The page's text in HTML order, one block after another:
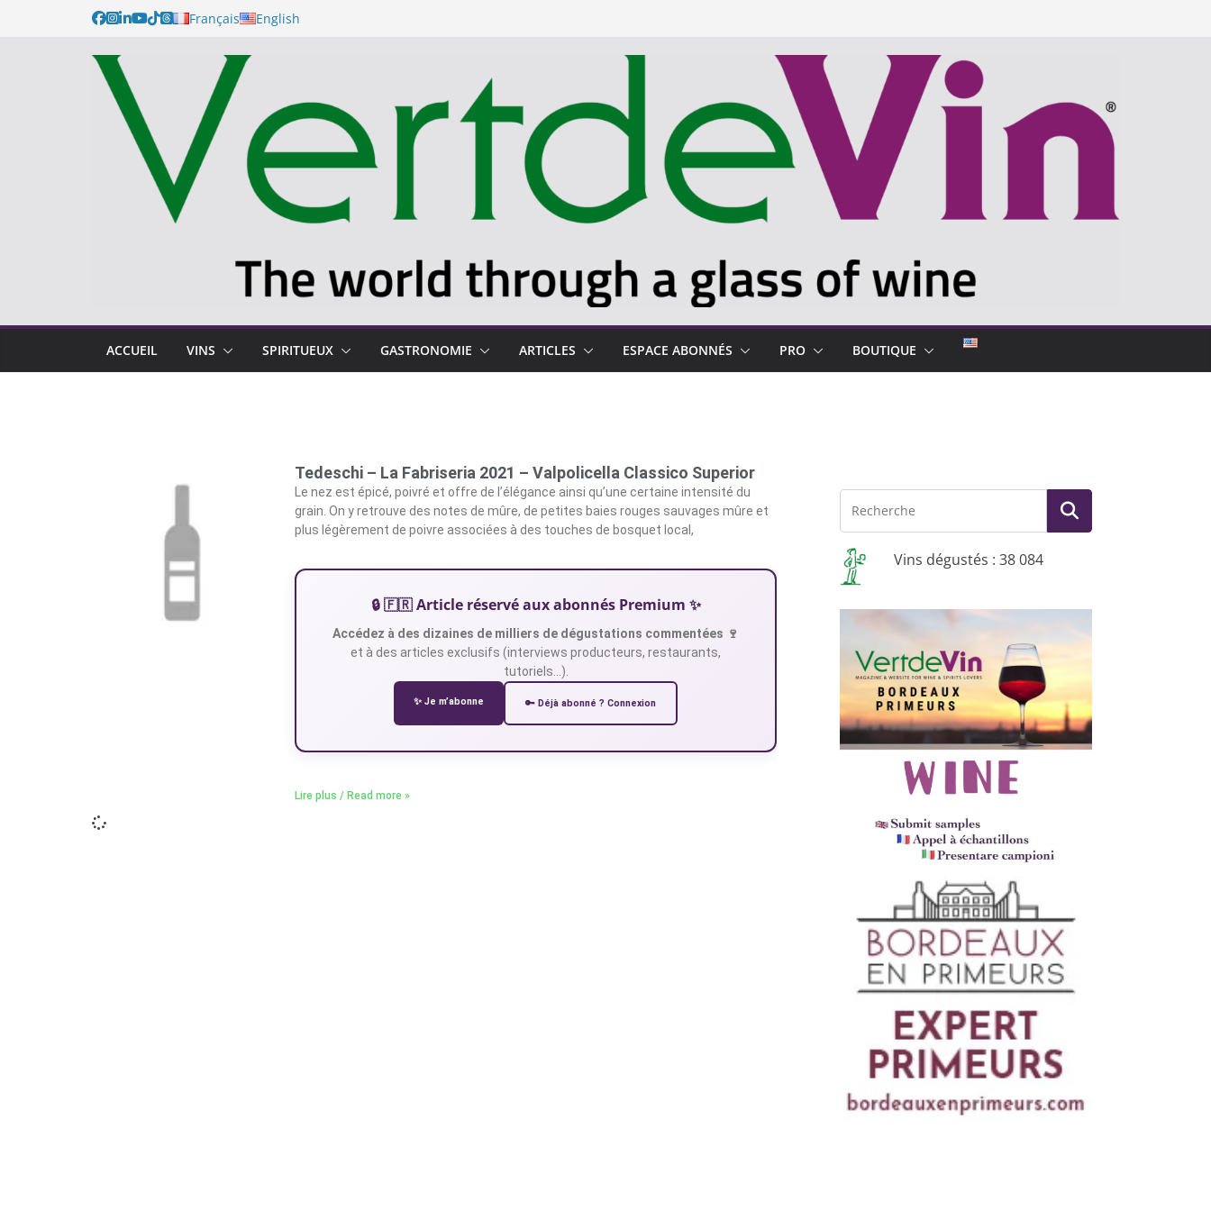
Français English
ACCUEIL VINS SPIRITUEUX GASTRONOMIE ARTICLES ESPACE ABONNÉS PRO BOUTIQUE
Tedeschi – La Fabriseria 2021 – Valpolicella Classico Superior
Le nez est épicé, poivré et offre de l’élégance ainsi qu’une certaine intensité du
grain. On y retrouve des notes de mûre, de petites baies rouges sauvages mûre et
plus légèrement de poivre associées à des touches de bosquet local,
🔒 🇫🇷 Article réservé aux abonnés Premium ✨
Accédez à des dizaines de milliers de dégustations commentées 🍷
et à des articles exclusifs (interviews producteurs, restaurants,
tutoriels…).
✨ Je m’abonne 🔑 Déjà abonné ? Connexion
Lire plus / Read more »
Vins dégustés : 38 084